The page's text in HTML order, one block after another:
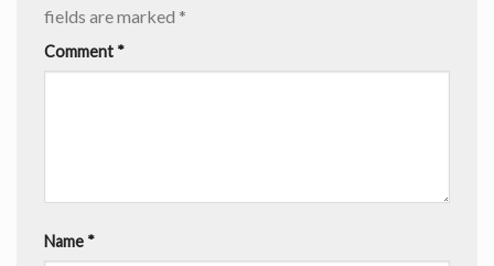
fields are marked *
Comment *
Name *